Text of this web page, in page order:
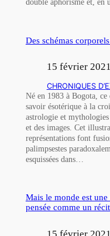
double aphorisme et,
Des schémas
15 février 2021
CHRONIQUES
Né en 1983 à Bogota, ce
savoir ésotérique à la
astrologie et
et des images. Cet
représentations font
palimpsestes
esquissées dans…
Mais le monde est
pensée comme un